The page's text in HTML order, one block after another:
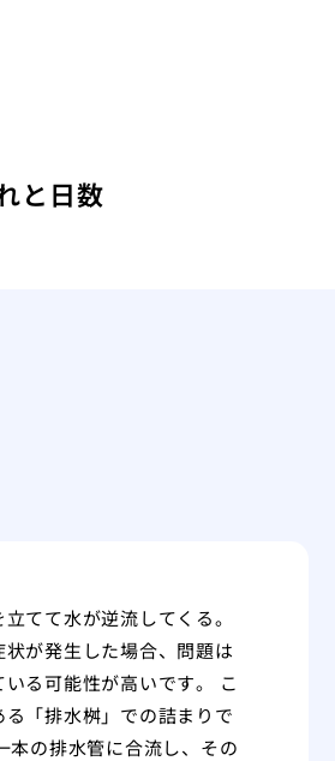
と日数
てて水が逆流してくる。
が発生した場合、問題は
る可能性が高いです。 こ
「排水桝」での詰まりで
本の排水管に合流し、その